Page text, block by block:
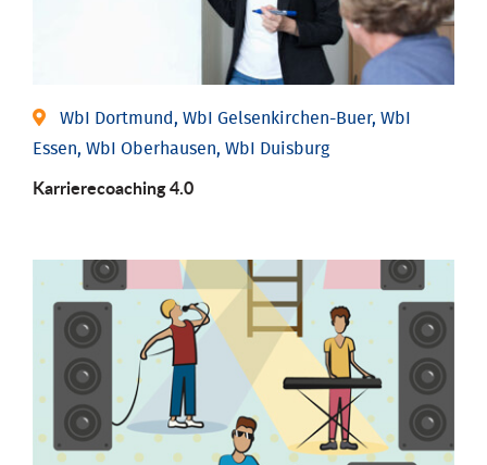
WbI Dortmund, WbI Gelsenkirchen-Buer, WbI
Essen, WbI Oberhausen, WbI Duisburg
Karriere­coaching 4.0